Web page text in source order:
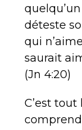
déteste
qui
saurait
(Jn 4:20)
C’est